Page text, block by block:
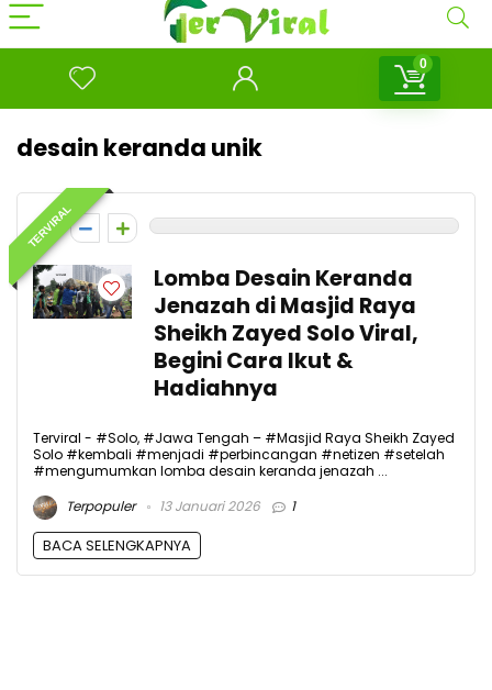
0
desain keranda unik
TERVIRAL
0
Lomba Desain Keranda
Jenazah di Masjid Raya
Sheikh Zayed Solo Viral,
Begini Cara Ikut &
Hadiahnya
Terviral - #Solo, #Jawa Tengah – #Masjid Raya Sheikh Zayed
Solo #kembali #menjadi #perbincangan #netizen #setelah
#mengumumkan lomba desain keranda jenazah ...
Terpopuler
13 Januari 2026 1
BACA SELENGKAPNYA